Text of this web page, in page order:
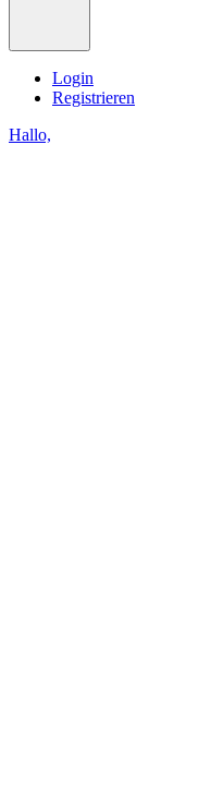
Login
Registrieren
Hallo,